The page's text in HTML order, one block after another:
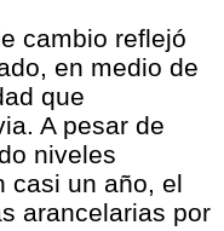
cambio reflejó
en medio de
que
A pesar de
niveles
casi un año, el
arancelarias por